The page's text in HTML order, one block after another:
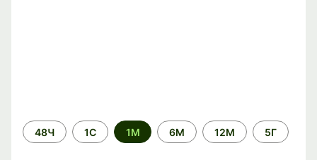
Time
period
48Ч 1С 1М 6М 12М 5Г